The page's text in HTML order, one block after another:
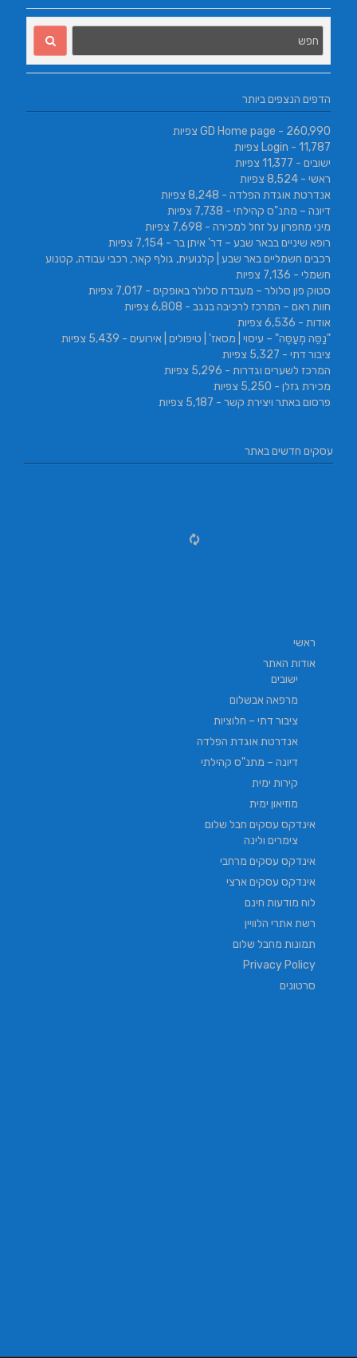
הדפים הנצפים ביותר
GD Home page - 260,990 צפיות
Login - 11,787 צפיות
ישובים - 11,377 צפיות
ראשי - 8,524 צפיות
אנדרטת אוגדת הפלדה - 8,248 צפיות
דיונה – מתנ"ס קהילתי - 7,738 צפיות
מיני מחפרון על זחל למכירה - 7,698 צפיות
רופא שיניים בבאר שבע – דר' איתן בר - 7,154 צפיות
רכבים חשמליים באר שבע | קלנועית, גולף קאר, רכבי עבודה, קטנוע
חשמלי - 7,136 צפיות
סטוק פון סלולר – מעבדת סלולר באופקים - 7,017 צפיות
חוות ראם – המרכז לרכיבה בנגב - 6,808 צפיות
אודות - 6,536 צפיות
"נַסֵּה מְעַסֶּה" – עיסוי | מסאז' | טיפולים | אירועים - 5,439 צפיות
ציבור דתי - 5,327 צפיות
המרכז לשערים וגדרות - 5,296 צפיות
מכירת גזלן - 5,250 צפיות
פרסום באתר ויצירת קשר - 5,187 צפיות
עסקים חדשים באתר
ראשי
אודות האתר
ישובים
מרפאה אבשלום
ציבור דתי – חלוציות
אנדרטת אוגדת הפלדה
דיונה – מתנ"ס קהילתי
קירות ימית
מוזיאון ימית
אינדקס עסקים חבל שלום
צימרים ולינה
אינדקס עסקים מרחבי
אינדקס עסקים ארצי
לוח מודעות חינם
רשת אתרי הלוויין
תמונות מחבל שלום
Privacy Policy
סרטונים